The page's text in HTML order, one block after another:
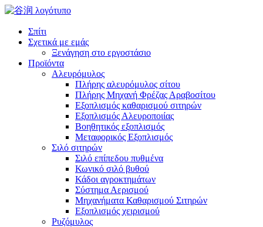
Σπίτι
Σχετικά με εμάς
Ξενάγηση στο εργοστάσιο
Προϊόντα
Αλευρόμυλος
Πλήρης αλευρόμυλος σίτου
Πλήρης Μηχανή Φρέζας Αραβοσίτου
Εξοπλισμός καθαρισμού σιτηρών
Εξοπλισμός Αλευροποιίας
Βοηθητικός εξοπλισμός
Μεταφορικός Εξοπλισμός
Σιλό σιτηρών
Σιλό επίπεδου πυθμένα
Κωνικό σιλό βυθού
Κάδοι αγροκτημάτων
Σύστημα Αερισμού
Μηχανήματα Καθαρισμού Σιτηρών
Εξοπλισμός χειρισμού
Ρυζόμυλος